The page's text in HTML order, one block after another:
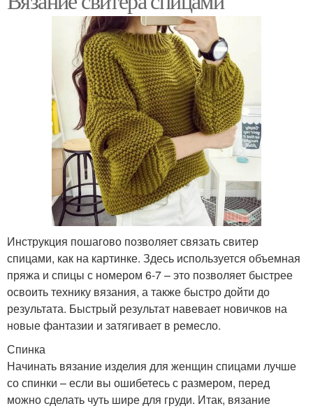
Инструкция пошагово позволяет связать свитер
спицами, как на картинке. Здесь используется объемная
пряжа и спицы с номером 6-7 – это позволяет быстрее
освоить технику вязания, а также быстро дойти до
результата. Быстрый результат навевает новичков на
новые фантазии и затягивает в ремесло.
Спинка
Начинать вязание изделия для женщин спицами лучше
со спинки – если вы ошибетесь с размером, перед
можно сделать чуть шире для груди. Итак, вязание